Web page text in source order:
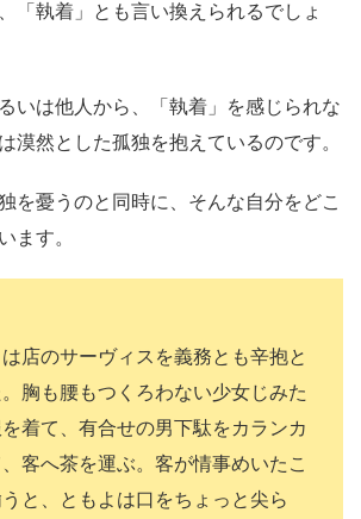
「執着」とも言い換えられるでしょ
いは他人から、「執着」を感じられな
漠然とした孤独を抱えているのです。
を憂うのと同時に、そんな自分をどこ
ます。
は店のサーヴィスを義務とも辛抱と
胸も腰もつくろわない少女じみた
着て、有合せの男下駄をカランカ
客へ茶を運ぶ。客が情事めいたこ
と、ともよは口をちょっと尖ら